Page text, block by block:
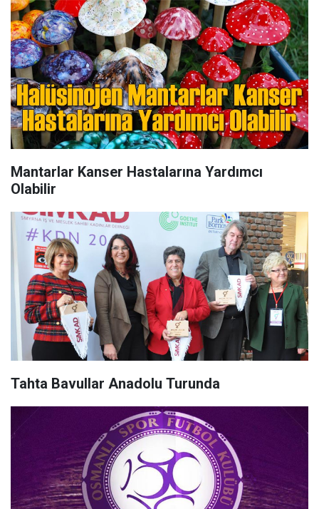
Mantarlar Kanser Hastalarına Yardımcı
Olabilir
Tahta Bavullar Anadolu Turunda